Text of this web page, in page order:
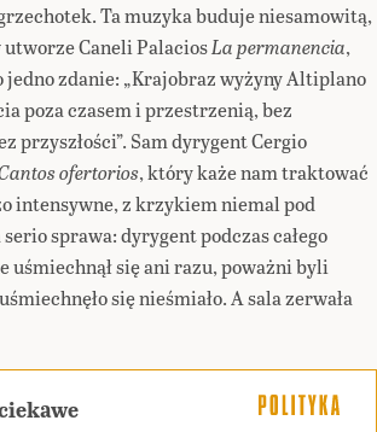
Ta muzyka buduje niesamowitą,
Caneli PalaciosLa permanencia,
zdanie: „Krajobraz wyżyny Altiplano
poza czasem i przestrzenią, bez
przyszłości”. Sam dyrygent Cergio
ofertorios, który każe nam traktować
intensywne, z krzykiem niemal pod
sprawa: dyrygent podczas całego
uśmiechnął się ani razu, poważni byli
się nieśmiało. A sala zerwała